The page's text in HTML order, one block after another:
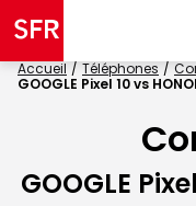
Accueil Téléphones
GOOGLE Pixel 10 vs
GOOGLE